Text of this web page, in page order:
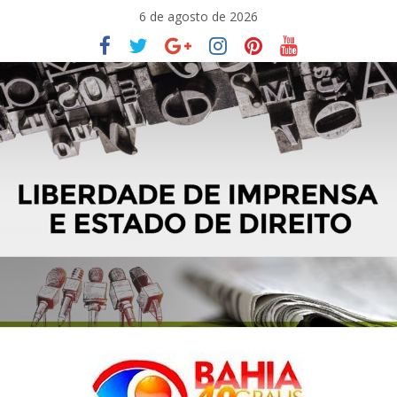
conteúdo
6 de agosto de 2026